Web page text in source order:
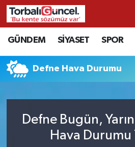
GÜNDEM SİYASET SPOR
Defne Hava Durumu
Defne Bugün,
Hava Durumu
İzmir Nöbetçi Eczaneler
İzmir Hava Durumu
İzmir Trafik Yoğunluk
Süper Lig Puan Durumu